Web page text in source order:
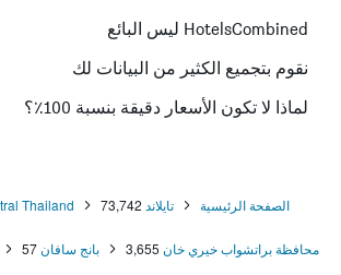
HotelsCombined ليس البائع
نقوم بتجميع الكثير من البيانات لك
لماذا لا تكون الأسعار دقيقة بنسبة 100٪؟
الصفحة الرئيسية تايلاند 73,742
Thailand
محافظة براتشواب خيري خان 3,655 بانج سافان57